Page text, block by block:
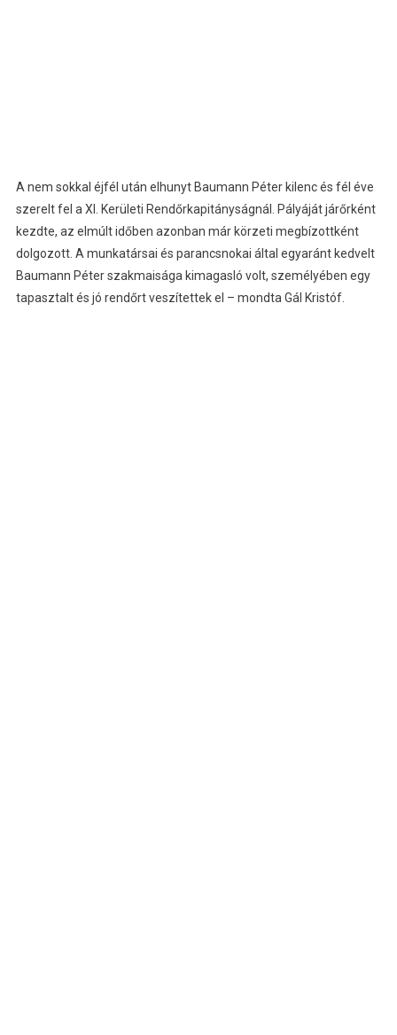
A nem sokkal éjfél után elhunyt Baumann Péter kilenc és fél éve
szerelt fel a XI. Kerületi Rendőrkapitányságnál. Pályáját járőrként
kezdte, az elmúlt időben azonban már körzeti megbízottként
dolgozott. A munkatársai és parancsnokai által egyaránt kedvelt
Baumann Péter szakmaisága kimagasló volt, személyében egy
tapasztalt és jó rendőrt veszítettek el – mondta Gál Kristóf.